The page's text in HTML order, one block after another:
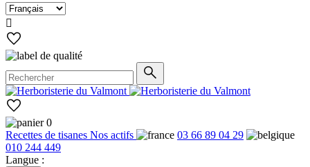

0
Recettes de tisanes Nos actifs
03 66 89 04 29
010 244 449
Langue :